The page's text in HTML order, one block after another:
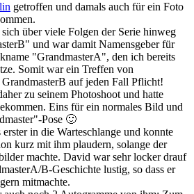
getroffen und damals auch für ein Foto
über viele Folgen der Serie hinweg
und war damit Namensgeber für
"GrandmasterA", den ich bereits
Somit war ein Treffen von
auf jeden Fall Pflicht!
zu seinem Photoshoot und hatte
Eins für ein normales Bild und
Pose 🙂
in die Warteschlange und konnte
kurz mit ihm plaudern, solange der
machte. David war sehr locker drauf
B-Geschichte lustig, so dass er
mitmachte.